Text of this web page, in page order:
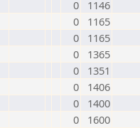
0
1146
0
1165
0
1165
0
1365
0
1351
0
1406
0
1400
0
1600